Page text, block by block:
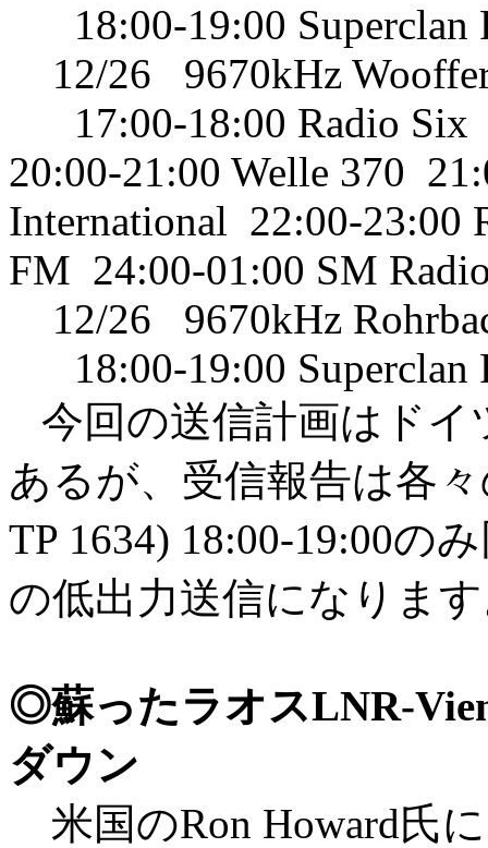
18:00-19:00 Superclan
12/26 9670kHz
17:00-18:00 Radio Six
20:00-21:00 Welle 370
International 22:00-23:00
FM 24:00-01:00 SM
12/26 9670kHz
18:00-19:00 Superclan
今回の送信計画はドイ
あるが、受信報告は各
TP 1634) 18:00-19:00の
の低出力送信になりま
◎蘇ったラオスLNR-
ダウン
米国のRon Howard氏